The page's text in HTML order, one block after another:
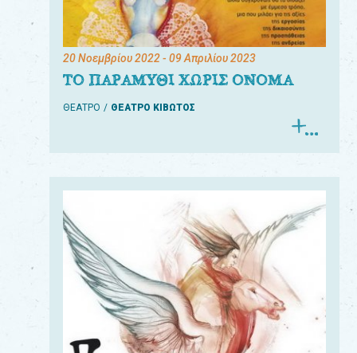
20 Νοεμβρίου 2022- 09 Απριλίου 2023
ΤΟ ΠΑΡΑΜΥΘΙ ΧΩΡΙΣ ΟΝΟΜΑ
ΘΕΑΤΡΟ ΘΕΑΤΡΟ ΚΙΒΩΤΟΣ